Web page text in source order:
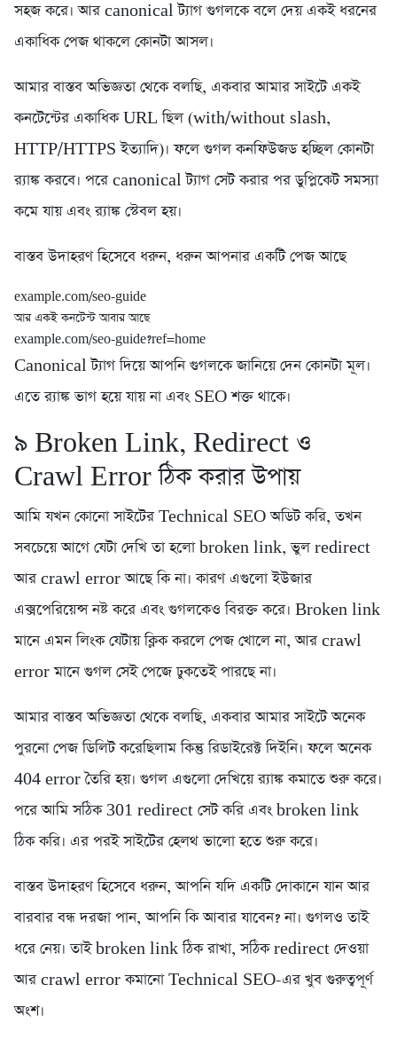
সহজ করে। আর canonical ট্যাগ গুগলকে বলে দেয় একই ধরনের
একাধিক পেজ থাকলে কোনটা আসল।
আমার বাস্তব অভিজ্ঞতা থেকে বলছি, একবার আমার সাইটে একই
কনটেন্টের একাধিক URL ছিল (with/without slash,
HTTP/HTTPS ইত্যাদি)। ফলে গুগল কনফিউজড হচ্ছিল কোনটা
র‍্যাঙ্ক করবে। পরে canonical ট্যাগ সেট করার পর ডুপ্লিকেট সমস্যা
কমে যায় এবং র‍্যাঙ্ক স্টেবল হয়।
বাস্তব উদাহরণ হিসেবে ধরুন, ধরুন আপনার একটি পেজ আছে
example.com/seo-guide
আর একই কনটেন্ট আবার আছে
example.com/seo-guide?ref=home
Canonical ট্যাগ দিয়ে আপনি গুগলকে জানিয়ে দেন কোনটা মূল।
এতে র‍্যাঙ্ক ভাগ হয়ে যায় না এবং SEO শক্ত থাকে।
৯️ Broken Link, Redirect ও
Crawl Error ঠিক করার উপায়
আমি যখন কোনো সাইটের Technical SEO অডিট করি, তখন
সবচেয়ে আগে যেটা দেখি তা হলো broken link, ভুল redirect
আর crawl error আছে কি না। কারণ এগুলো ইউজার
এক্সপেরিয়েন্স নষ্ট করে এবং গুগলকেও বিরক্ত করে। Broken link
মানে এমন লিংক যেটায় ক্লিক করলে পেজ খোলে না, আর crawl
error মানে গুগল সেই পেজে ঢুকতেই পারছে না।
আমার বাস্তব অভিজ্ঞতা থেকে বলছি, একবার আমার সাইটে অনেক
পুরনো পেজ ডিলিট করেছিলাম কিন্তু রিডাইরেক্ট দিইনি। ফলে অনেক
404 error তৈরি হয়। গুগল এগুলো দেখিয়ে র‍্যাঙ্ক কমাতে শুরু করে।
পরে আমি সঠিক 301 redirect সেট করি এবং broken link
ঠিক করি। এর পরই সাইটের হেলথ ভালো হতে শুরু করে।
বাস্তব উদাহরণ হিসেবে ধরুন, আপনি যদি একটি দোকানে যান আর
বারবার বন্ধ দরজা পান, আপনি কি আবার যাবেন? না। গুগলও তাই
ধরে নেয়। তাই broken link ঠিক রাখা, সঠিক redirect দেওয়া
আর crawl error কমানো Technical SEO-এর খুব গুরুত্বপূর্ণ
অংশ।